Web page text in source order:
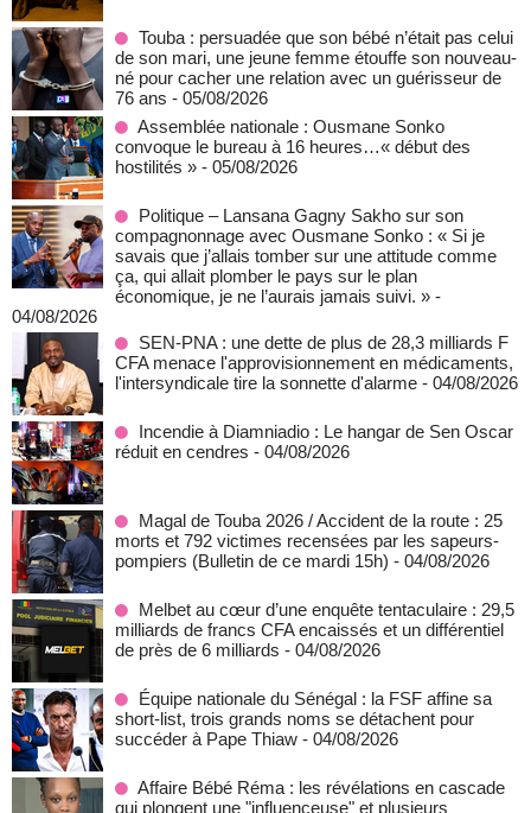
Touba : persuadée que son bébé n’était pas celui
de son mari, une jeune femme étouffe son nouveau-
né pour cacher une relation avec un guérisseur de
76 ans - 05/08/2026
Assemblée nationale : Ousmane Sonko
convoque le bureau à 16 heures…« début des
hostilités » - 05/08/2026
Politique – Lansana Gagny Sakho sur son
compagnonnage avec Ousmane Sonko : « Si je
savais que j’allais tomber sur une attitude comme
ça, qui allait plomber le pays sur le plan
économique, je ne l’aurais jamais suivi. » -
04/08/2026
SEN-PNA : une dette de plus de 28,3 milliards F
CFA menace l'approvisionnement en médicaments,
l'intersyndicale tire la sonnette d'alarme - 04/08/2026
Incendie à Diamniadio : Le hangar de Sen Oscar
réduit en cendres - 04/08/2026
Magal de Touba 2026 / Accident de la route : 25
morts et 792 victimes recensées par les sapeurs-
pompiers (Bulletin de ce mardi 15h) - 04/08/2026
Melbet au cœur d’une enquête tentaculaire : 29,5
milliards de francs CFA encaissés et un différentiel
de près de 6 milliards - 04/08/2026
Équipe nationale du Sénégal : la FSF affine sa
short-list, trois grands noms se détachent pour
succéder à Pape Thiaw - 04/08/2026
Affaire Bébé Réma : les révélations en cascade
qui plongent une "influenceuse" et plusieurs